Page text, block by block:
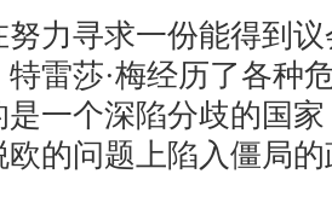
寻求一份能得到议
雷莎·梅经历了各种
一个深陷分歧的国
的问题上陷入僵局